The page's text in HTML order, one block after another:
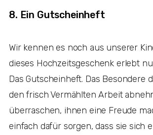
8. Ein Gutscheinheft
Wir kennen es noch aus unserer
dieses Hochzeitsgeschenk erlebt
Das Gutscheinheft. Das Besondere
den frisch Vermählten Arbeit
überraschen, ihnen eine Freude
einfach dafür sorgen, dass sie sich